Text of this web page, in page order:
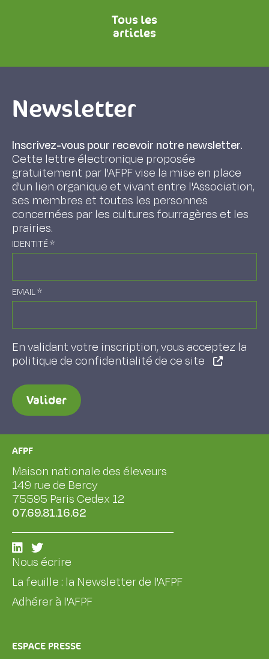
Tous les
articles
Newsletter
Inscrivez-vous pour recevoir notre newsletter.
Cette lettre électronique proposée
gratuitement par l'AFPF vise la mise en place
d'un lien organique et vivant entre l'Association,
ses membres et toutes les personnes
concernées par les cultures fourragères et les
prairies.
IDENTITÉ*
EMAIL*
En validant votre inscription, vous acceptez la
politique de confidentialité de ce site
Valider
AFPF
Maison nationale des éleveurs
149 rue de Bercy
75595 Paris Cedex 12
07.69.81.16.62
Nous écrire
La feuille : la Newsletter de l'AFPF
Adhérer à l'AFPF
ESPACE PRESSE